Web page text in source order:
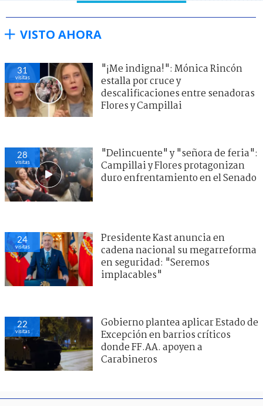
VISTO AHORA
31
visitas
"¡Me indigna!": Mónica Rincón
estalla por cruce y
descalificaciones entre senadoras
Flores y Campillai
28
visitas
"Delincuente" y "señora de feria":
Campillai y Flores protagonizan
duro enfrentamiento en el Senado
24
visitas
Presidente Kast anuncia en
cadena nacional su megarreforma
en seguridad: "Seremos
implacables"
22
visitas
Gobierno plantea aplicar Estado de
Excepción en barrios críticos
donde FF.AA. apoyen a
Carabineros